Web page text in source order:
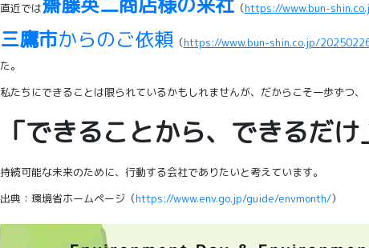
直近では （https://www.bun-
三鷹市からのご依頼 （https://www.bun-shin.co.jp/
た。
私たちにできることは限られているかもしれませんが、だからこそ一歩ずつ、
「できることから、できるだけ
持続可能な未来のために、行動する会社でありたいと考えています。
出典：環境省ホームページ（https://www.env.go.jp/guide/envmonth/）